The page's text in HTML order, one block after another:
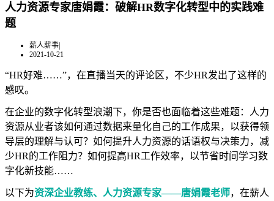
人力资源专家唐娟霞：破解HR数字化转型中的实践难
题
薪人薪事|
2021-10-21
“HR好难……”，在直播当天的评论区，不少HR发出了这样的
感叹。
在企业的数字化转型浪潮下，你是否也面临着这些难题：人力
资源从业者该如何通过数据来量化自己的工作成果，以获得领
导层的理解与认可？如何提升人力资源的话语权与决策力，减
少HR的工作阻力？如何提高HR工作效率，以节省时间学习数
字化新技能……
以下为资深企业教练、人力资源专家——唐娟霞老师，在薪人